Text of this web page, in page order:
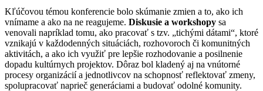
Kľúčovou témou konferencie bolo skúmanie zmien a to, ako ich
vnímame a ako na ne reagujeme. Diskusie a workshopy sa
venovali napríklad tomu, ako pracovať s tzv. „tichými dátami“, ktoré
vznikajú v každodenných situáciách, rozhovoroch či komunitných
aktivitách, a ako ich využiť pre lepšie rozhodovanie a posilnenie
dopadu kultúrnych projektov. Dôraz bol kladený aj na vnútorné
procesy organizácií a jednotlivcov na schopnosť reflektovať zmeny,
spolupracovať naprieč generáciami a budovať odolné komunity.